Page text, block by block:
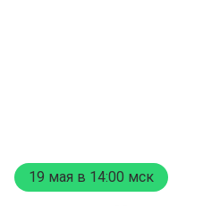
19 мая в 14:00 мск